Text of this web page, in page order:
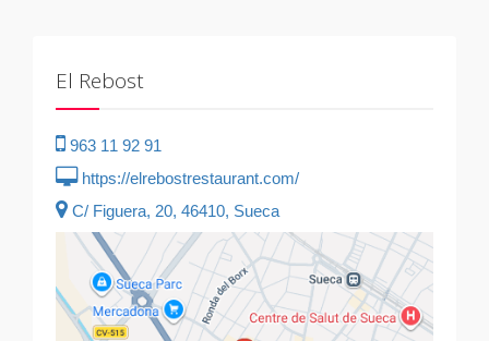
El Rebost
963 11 92 91
https://elrebostrestaurant.com/
C/ Figuera, 20, 46410, Sueca